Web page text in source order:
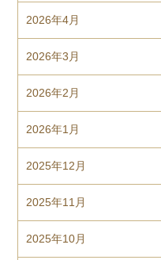
2026年4月
2026年3月
2026年2月
2026年1月
2025年12月
2025年11月
2025年10月